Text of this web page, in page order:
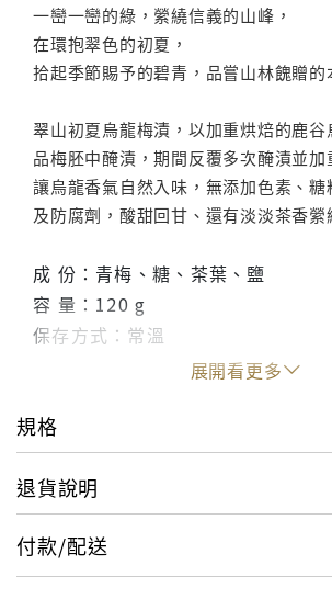
一巒一巒的綠，縈繞信義的山峰，
在環抱翠色的初夏，
拾起季節賜予的碧青，品嘗山林餽贈的
翠山初夏烏龍梅漬，以加重烘焙的鹿谷
品梅胚中醃漬，期間反覆多次醃漬並加
讓烏龍香氣自然入味，無添加色素、糖
及防腐劑，酸甜回甘、還有淡淡茶香縈
成 份：青梅、糖、茶葉、鹽
容 量：120 g
保存方式：常溫
展開看更多
規格
退貨說明
付款/配送